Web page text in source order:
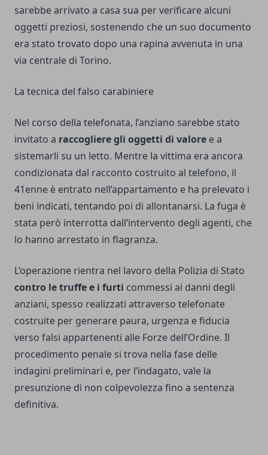
sarebbe arrivato a casa sua per verificare alcuni
oggetti preziosi, sostenendo che un suo documento
era stato trovato dopo una rapina avvenuta in una
via centrale di Torino.
La tecnica del falso carabiniere
Nel corso della telefonata, l’anziano sarebbe stato
invitato a raccogliere gli oggetti di valore e a
sistemarli su un letto. Mentre la vittima era ancora
condizionata dal racconto costruito al telefono, il
41enne è entrato nell’appartamento e ha prelevato i
beni indicati, tentando poi di allontanarsi. La fuga è
stata però interrotta dall’intervento degli agenti, che
lo hanno arrestato in flagranza.
L’operazione rientra nel lavoro della Polizia di Stato
contro le truffe e i furti commessi ai danni degli
anziani, spesso realizzati attraverso telefonate
costruite per generare paura, urgenza e fiducia
verso falsi appartenenti alle Forze dell’Ordine. Il
procedimento penale si trova nella fase delle
indagini preliminari e, per l’indagato, vale la
presunzione di non colpevolezza fino a sentenza
definitiva.